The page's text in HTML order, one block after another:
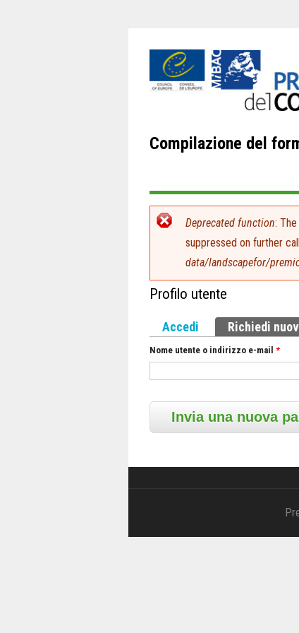
Compilazione del
Messaggio di errore
Deprecated function:
suppressed on further
data/landscapefor/
Profilo utente
Schede primarie
Accedi Richiedi
Nome utente o indirizzo e-mail *